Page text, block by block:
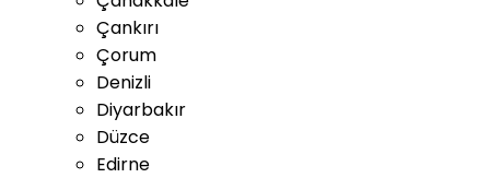
Çankırı
Çorum
Denizli
Diyarbakır
Düzce
Edirne